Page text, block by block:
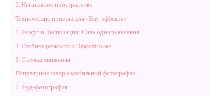
5. Негативное пространство
Технические приемы для «Вау-эффекта»
1. Фокус и Экспозиция: Сила одного касания
2. Глубина резкости и Эффект Боке
3. Съемка движения
Популярные жанры мобильной фотографии
1. Фуд-фотография